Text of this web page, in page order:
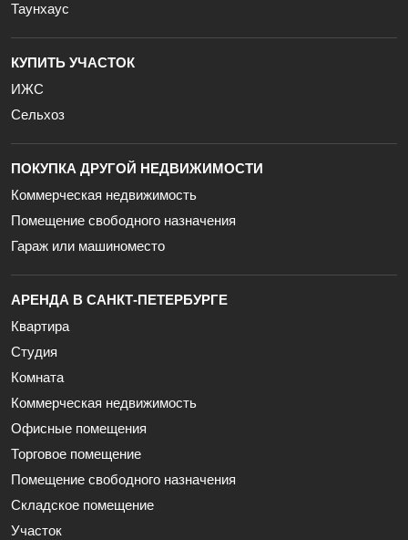
Таунхаус
КУПИТЬ УЧАСТОК
ИЖС
Сельхоз
ПОКУПКА ДРУГОЙ НЕДВИЖИМОСТИ
Коммерческая недвижимость
Помещение свободного назначения
Гараж или машиноместо
АРЕНДА В САНКТ-ПЕТЕРБУРГЕ
Квартира
Студия
Комната
Коммерческая недвижимость
Офисные помещения
Торговое помещение
Помещение свободного назначения
Складское помещение
Участок